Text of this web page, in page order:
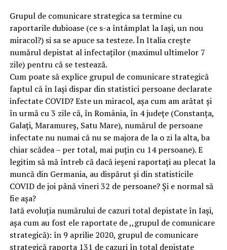
Grupul de comunicare strategica sa termine cu
raportarile dubioase (ce s-a întâmplat la Iași, un nou
miracol?) si sa se apuce sa testeze. În Italia crește
numărul depistat al infectaților (maximul ultimelor 7
zile) pentru că se testează.
Cum poate să explice grupul de comunicare strategică
faptul că în Iași dispar din statistici persoane declarate
infectate COVID? Este un miracol, așa cum am arătat și
în urmă cu 3 zile că, în România, în 4 județe (Constanța,
Galați, Maramureș, Satu Mare), numărul de persoane
infectate nu numai că nu se majora de la o zi la alta, ba
chiar scădea – per total, mai puțin cu 14 persoane). E
legitim să mă întreb că dacă ieșeni raportați au plecat la
muncă din Germania, au dispărut și din statisticile
COVID de joi până vineri 32 de persoane? Și e normal să
fie așa?
Iată evoluția numărului de cazuri total depistate în Iași,
așa cum au fost ele raportate de ,,grupul de comunicare
strategică): în 9 aprilie 2020, grupul de comunicare
strategică raporta 131 de cazuri în total depistate